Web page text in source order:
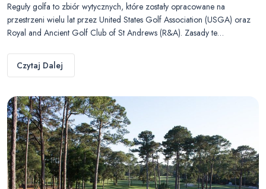
Reguły golfa to zbiór wytycznych, które zostały opracowane na
przestrzeni wielu lat przez United States Golf Association (USGA) oraz
Royal and Ancient Golf Club of St Andrews (R&A). Zasady te…
Czytaj Dalej